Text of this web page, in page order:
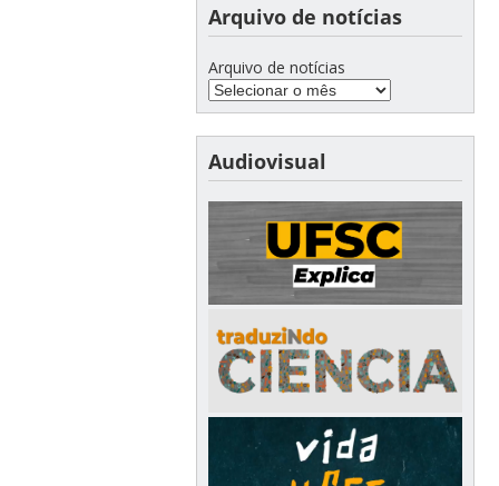
Arquivo de notícias
Arquivo de notícias
Audiovisual